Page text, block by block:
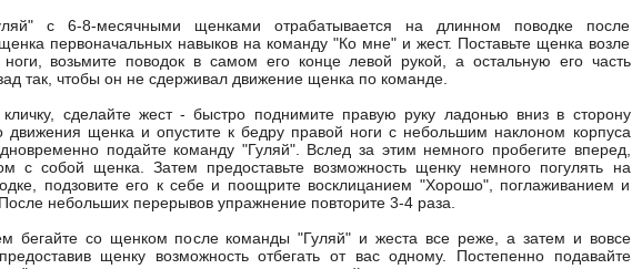
с 6-8-месячными щенками отрабатывается на длинном поводке после
первоначальных навыков на команду "Ко мне" и жест. Поставьте щенка возле
возьмите поводок в самом его конце левой рукой, а остальную его часть
так, чтобы он не сдерживал движение щенка по команде.
кличку, сделайте жест - быстро поднимите правую руку ладонью вниз в сторону
движения щенка и опустите к бедру правой ноги с небольшим наклоном корпуса
подайте команду "Гуляй". Вслед за этим немного пробегите вперед,
с собой щенка. Затем предоставьте возможность щенку немного погулять на
подзовите его к себе и поощрите восклицанием "Хорошо", поглаживанием и
небольших перерывов упражнение повторите 3-4 раза.
бегайте со щенком после команды "Гуляй" и жеста все реже, а затем и вовсе
щенку возможность отбегать от вас одному. Постепенно подавайте